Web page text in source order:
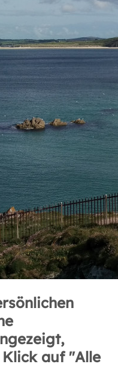
auf "Alle